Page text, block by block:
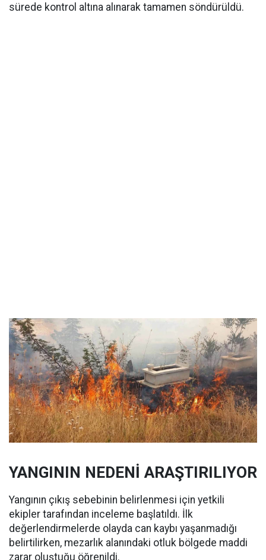
sürede kontrol altına alınarak tamamen söndürüldü.
YANGININ NEDENİ ARAŞTIRILIYOR
Yangının çıkış sebebinin belirlenmesi için yetkili
ekipler tarafından inceleme başlatıldı. İlk
değerlendirmelerde olayda can kaybı yaşanmadığı
belirtilirken, mezarlık alanındaki otluk bölgede maddi
zarar oluştuğu öğrenildi.